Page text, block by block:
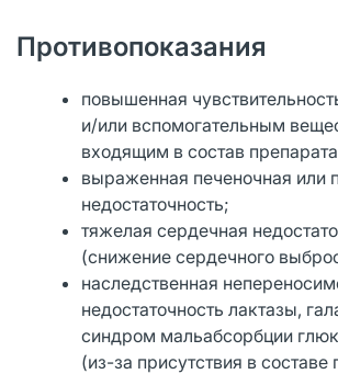
Противопоказания
повышенная
и/или вспомогательным
входящим в состав
выраженная печеночная или
недостаточность;
тяжелая сердечная
(снижение сердечного
наследственная
недостаточность лактазы,
синдром мальабсорбции
(из-за присутствия в составе